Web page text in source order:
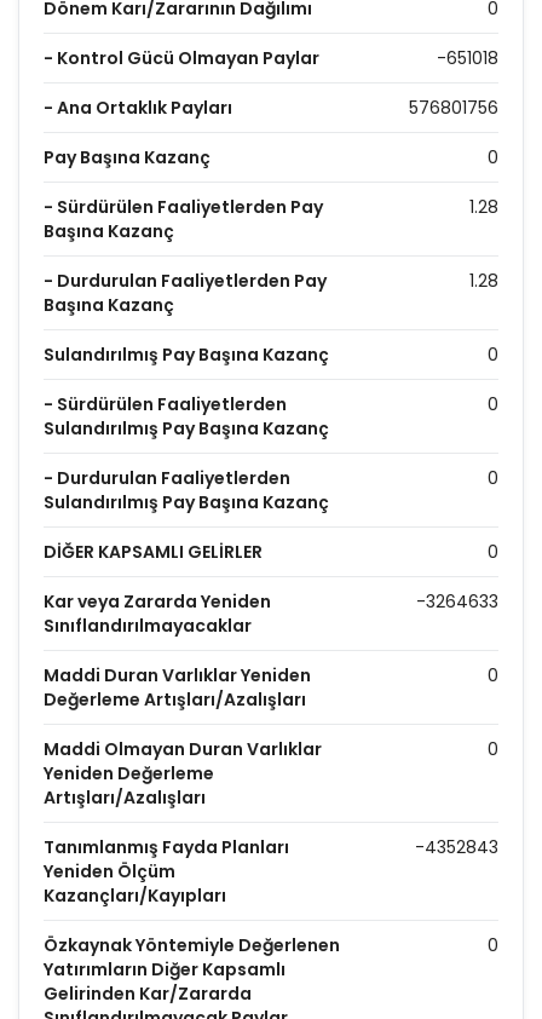
Dönem Karı/Zararının Dağılımı 0
- Kontrol Gücü Olmayan Paylar -651018
- Ana Ortaklık Payları 576801756
Pay Başına Kazanç 0
- Sürdürülen Faaliyetlerden Pay
Başına Kazanç
1.28
- Durdurulan Faaliyetlerden Pay
Başına Kazanç
1.28
Sulandırılmış Pay Başına Kazanç 0
- Sürdürülen Faaliyetlerden
Sulandırılmış Pay Başına Kazanç
0
- Durdurulan Faaliyetlerden
Sulandırılmış Pay Başına Kazanç
0
DİĞER KAPSAMLI GELİRLER 0
Kar veya Zararda Yeniden
Sınıflandırılmayacaklar
-3264633
Maddi Duran Varlıklar Yeniden
Değerleme Artışları/Azalışları
0
Maddi Olmayan Duran Varlıklar
Yeniden Değerleme
Artışları/Azalışları
0
Tanımlanmış Fayda Planları
Yeniden Ölçüm
Kazançları/Kayıpları
-4352843
Özkaynak Yöntemiyle Değerlenen
Yatırımların Diğer Kapsamlı
Gelirinden Kar/Zararda
0